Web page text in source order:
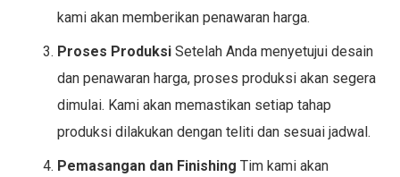
kami akan memberikan penawaran harga.
Proses Produksi Setelah Anda menyetujui desain
dan penawaran harga, proses produksi akan segera
dimulai. Kami akan memastikan setiap tahap
produksi dilakukan dengan teliti dan sesuai jadwal.
Pemasangan dan Finishing Tim kami akan